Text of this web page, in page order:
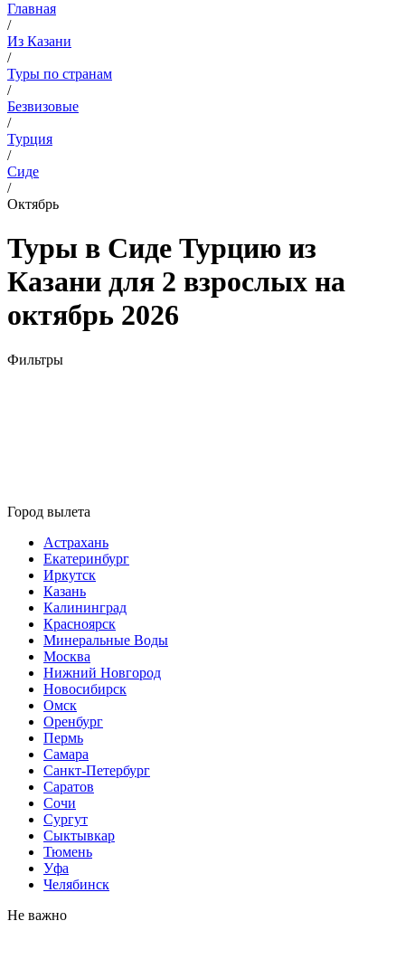
Главная
/
Из Казани
/
Туры по странам
/
Безвизовые
/
Турция
/
Сиде
/
Октябрь
Туры в Сиде Турцию из
Казани для 2 взрослых на
октябрь 2026
Фильтры
Город вылета
Астрахань
Екатеринбург
Иркутск
Казань
Калининград
Красноярск
Минеральные Воды
Москва
Нижний Новгород
Новосибирск
Омск
Оренбург
Пермь
Самара
Санкт-Петербург
Саратов
Сочи
Сургут
Сыктывкар
Тюмень
Уфа
Челябинск
Не важно